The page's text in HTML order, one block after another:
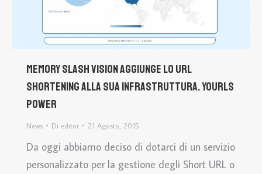
Memory Slash Vision aggiunge lo URL
shortening alla sua infrastruttura. Yourls
Power
News Di editor 21 Agosto, 2015
Da oggi abbiamo deciso di dotarci di un servizio
personalizzato per la gestione degli Short URL o